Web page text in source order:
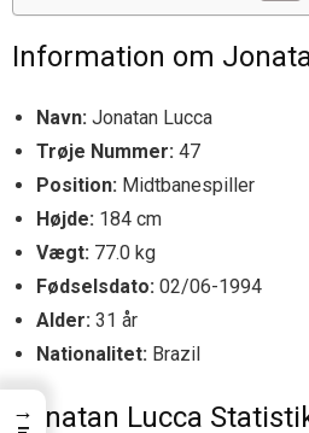
Information om
Navn: Jonatan Lucca
Trøje Nummer: 47
Position: Midtbanespiller
Højde: 184 cm
Vægt: 77.0 kg
Fødselsdato: 02/06-1994
Alder: 31 år
Nationalitet: Brazil
Jonatan Lucca
→